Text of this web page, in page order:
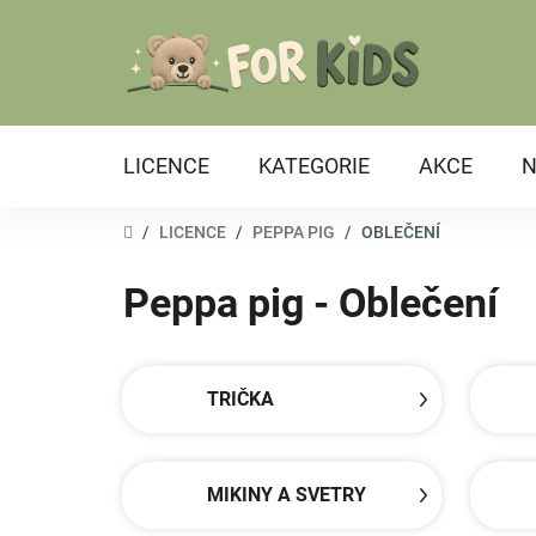
LICENCE KATEGORIE AKCE
DOMŮ
/ LICENCE / PEPPA PIG / OBLEČENÍ
Peppa pig - Oblečení
TRIČKA
MIKINY A SVETRY